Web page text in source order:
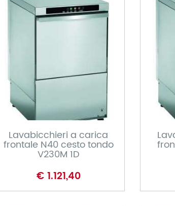
CARRELLO
Lavabicchieri a carica
frontale N40 cesto tondo
V230M 1D
€ 1.121,40